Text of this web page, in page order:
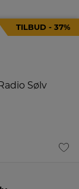
TILBUD - 37%